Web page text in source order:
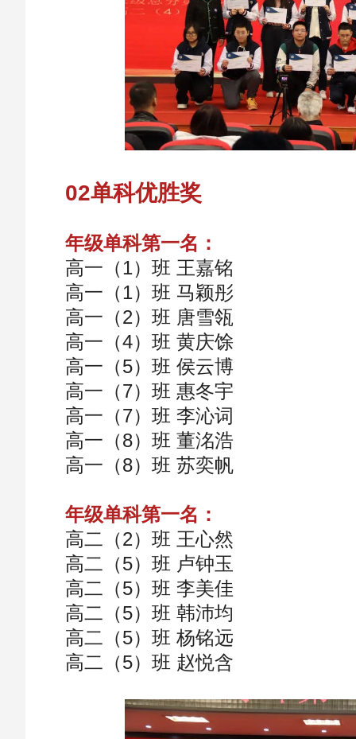
02单科优胜奖
年级单科第一名：
高一（1）班 王嘉铭
高一（1）班 马颖彤
高一（2）班 唐雪瓴
高一（4）班 黄庆馀
高一（5）班 侯云博
高一（7）班 惠冬宇
高一（7）班 李沁词
高一（8）班 董洺浩
高一（8）班 苏奕帆
年级单科第一名：
高二（2）班 王心然
高二（5）班 卢钟玉
高二（5）班 李美佳
高二（5）班 韩沛均
高二（5）班 杨铭远
高二（5）班 赵悦含